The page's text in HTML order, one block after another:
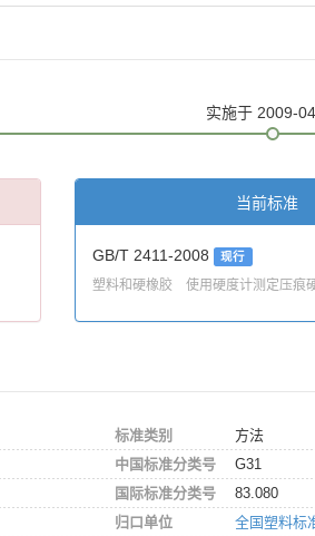
实施于 2009-
当前标准
GB/T 2411-2008 现行
塑料和硬橡胶 使用硬度计测定压痕
标准类别
方法
中国标准分类号
G31
国际标准分类号
83.080
归口单位
全国塑料标